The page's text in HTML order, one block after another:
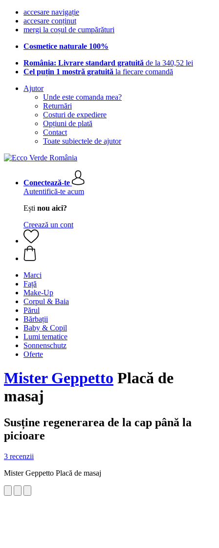
accesare navigație
accesare conținut
mergi la coșul de cumpărături
Cosmetice naturale 100%
România: Livrare standard gratuită de la 340,52 lei
Cel puțin 1 mostră gratuită la fiecare comandă
Ajutor
Unde este comanda mea?
Returnări
Costuri de expediere
Opțiuni de plată
Contact
Toate subiectele de ajutor
Conectează-te
Autentifică-te acum
Ești nou aici?
Creează un cont
Marci
Față
Make-Up
Corpul & Baia
Părul
Bărbații
Baby & Copil
Lumi tematice
Sonnenschutz
Oferte
Mister Geppetto Placă de
masaj
Susține regenerarea de la cap până la
picioare
3 recenzii
Mister Geppetto Placă de masaj